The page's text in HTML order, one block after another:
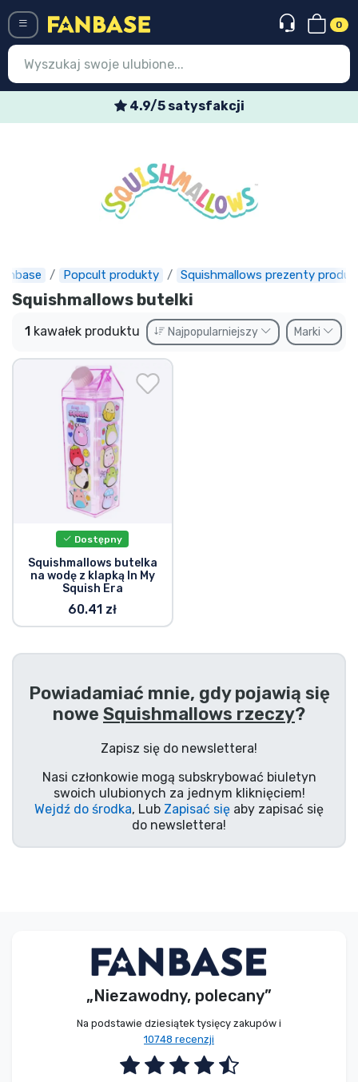
0
4.9/5 satysfakcji
Popcult produkty Squishmallows prezenty
Squishmallows butelki
1 kawałek produktu Najpopularniejszy Marki
Dostępny
Squishmallows butelka
na wodę z klapką In My
Squish Era
60.41 zł
Powiadamiać mnie, gdy pojawią się
nowe Squishmallows rzeczy?
Zapisz się do newslettera!
Nasi członkowie mogą subskrybować biuletyn
swoich ulubionych za jednym kliknięciem!
Wejdź do środka, Lub Zapisać się aby zapisać się
do newslettera!
„Niezawodny, polecany”
Na podstawie dziesiątek tysięcy zakupów i
10748 recenzji
Najnowsze rzeczy
Oferty specjalne
Przedsprzedaż
Outlet produkty
Wysyłka i płatność
Rzeczy seryjne
Rzeczy filmowe
Wspaniałe rzeczy
Rzeczy z anime
Rzeczy dla graczy
Rzeczy muzyczne
Marki